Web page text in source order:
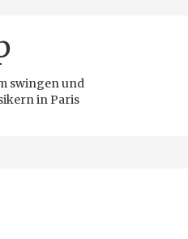
swingen und
in Paris